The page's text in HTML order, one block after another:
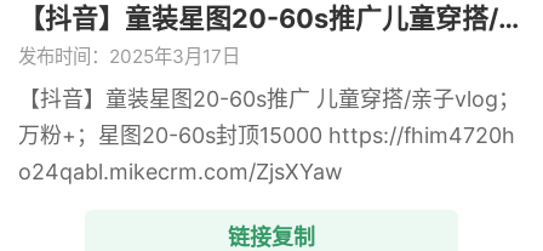
【抖音】童装星图20-60s推广儿童穿搭/ ...
发布时间：2025年3月17日
【抖音】童装星图20-60s推广 儿童穿搭/亲子vlog；
万粉+；星图20-60s封顶15000 https://fhim4720h
o24qabl.mikecrm.com/ZjsXYaw
链接复制